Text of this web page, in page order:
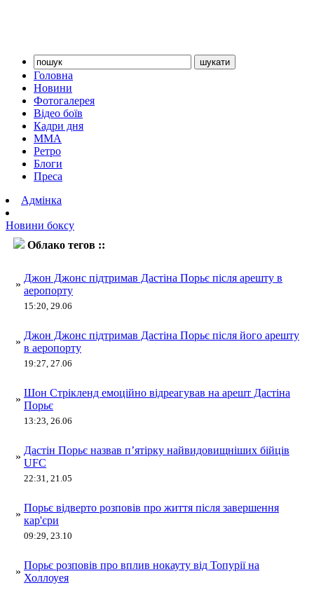
Головна
Новини
Фотогалерея
Відео боїв
Кадри дня
ММА
Ретро
Блоги
Преса
Адмінка
Новини боксу
Облако тегов ::
»
Джон Джонс підтримав Дастіна Порьє після арешту в
аеропорту
15:20, 29.06
»
Джон Джонс підтримав Дастіна Порьє після його арешту
в аеропорту
19:27, 27.06
»
Шон Стрікленд емоційно відреагував на арешт Дастіна
Порьє
13:23, 26.06
»
Дастін Порьє назвав п’ятірку найвидовищніших бійців
UFC
22:31, 21.05
»
Порьє відверто розповів про життя після завершення
кар'єри
09:29, 23.10
»
Порьє розповів про вплив нокауту від Топурії на
Холлоуея